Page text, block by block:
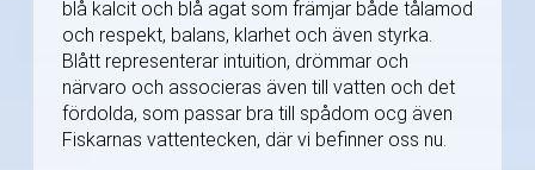
blå kalcit och blå agat som främjar både tålamod
och respekt, balans, klarhet och även styrka.
Blått representerar intuition, drömmar och
närvaro och associeras även till vatten och det
fördolda, som passar bra till spådom ocg även
Fiskarnas vattentecken, där vi befinner oss nu.